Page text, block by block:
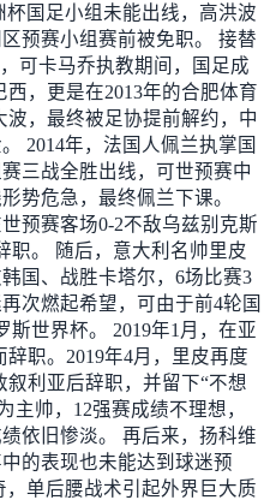
国足小组未能出线，高洪波
预赛小组赛前被免职。 接替
可卡马乔执教期间，国足成
，更是在2013年的合肥体育
，最终被足协提前解约，中
2014年，法国人佩兰执掌国
三战全胜出线，可世预赛中
势危急，最终佩兰下课。
预赛客场0-2不敌乌兹别克斯
职。 随后，意大利名帅里皮
国、战胜卡塔尔，6场比赛3
次燃起希望，可由于前4轮国
斯世界杯。 2019年1月，在亚
职。2019年4月，里皮再度
利亚后辞职，并留下“不想
主帅，12强赛成绩不理想，
依旧惨淡。 再后来，扬科维
的表现也未能达到球迷预
单后腰战术引起外界巨大质